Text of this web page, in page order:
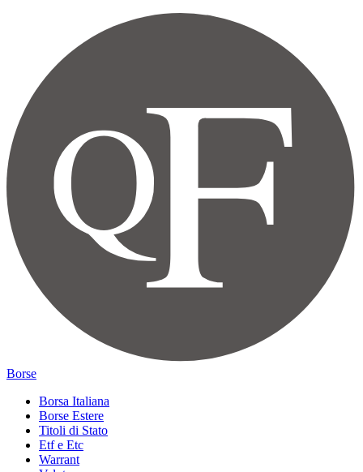
Borse
Borsa Italiana
Borse Estere
Titoli di Stato
Etf e Etc
Warrant